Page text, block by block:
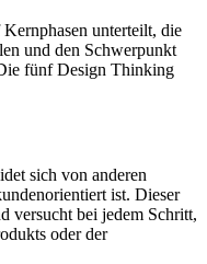
unterteilt, die
und den Schwerpunkt
fünf Design Thinking
sich von anderen
ist. Dieser
versucht bei jedem Schritt,
oder der